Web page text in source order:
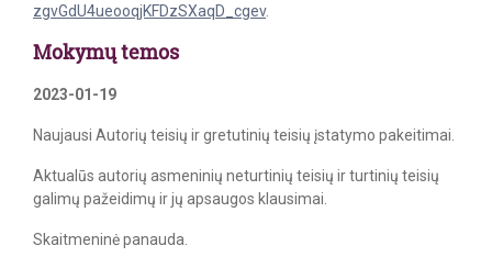
zgvGdU4ueooqjKFDzSXaqD_cgev.
Mokymų temos
2023-01-19
Naujausi Autorių teisių ir gretutinių teisių įstatymo pakeitimai.
Aktualūs autorių asmeninių neturtinių teisių ir turtinių teisių
galimų pažeidimų ir jų apsaugos klausimai.
Skaitmeninė panauda.